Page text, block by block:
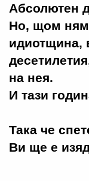
Абсолютен
Но, щом
идиотщина,
на нея.
И тази
Така че
Ви ще е